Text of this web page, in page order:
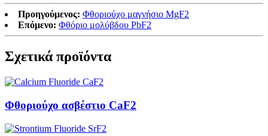
Προηγούμενος: Φθοριούχο μαγνήσιο MgF2
Επόμενο: Φθόριο μολύβδου PbF2
Σχετικά προϊόντα
Φθοριούχο ασβέστιο CaF2